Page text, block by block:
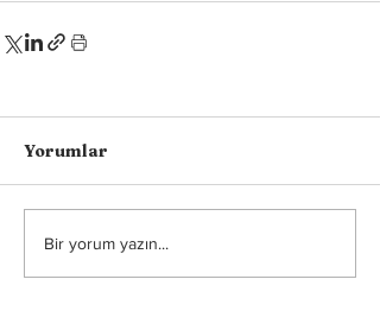
Yorumlar
Bir yorum yazın...